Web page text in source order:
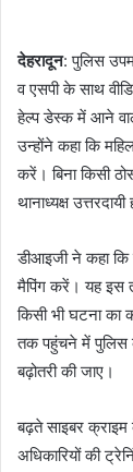
देहरादून: पुलिस
व एसपी के साथ
हेल्प डेस्क में आने
उन्होंने कहा कि
करें। बिना किसी
थानाध्यक्ष उत्तरदायी
डीआइजी ने कहा कि
मैपिंग करें। यह इस
किसी भी घटना
तक पहुंचने में पुलिस
बढ़ोतरी की जाए।
बढ़ते साइबर
अधिकारियों की